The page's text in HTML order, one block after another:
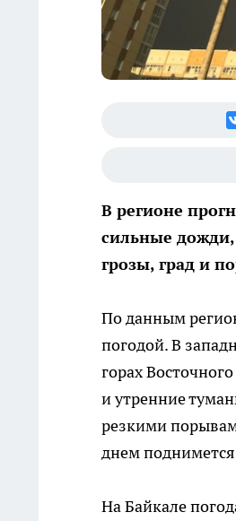
В регионе
сильные дожди,
грозы, град и
По данным
погодой. В
горах
и утренние
резкими
днем
На Байкале